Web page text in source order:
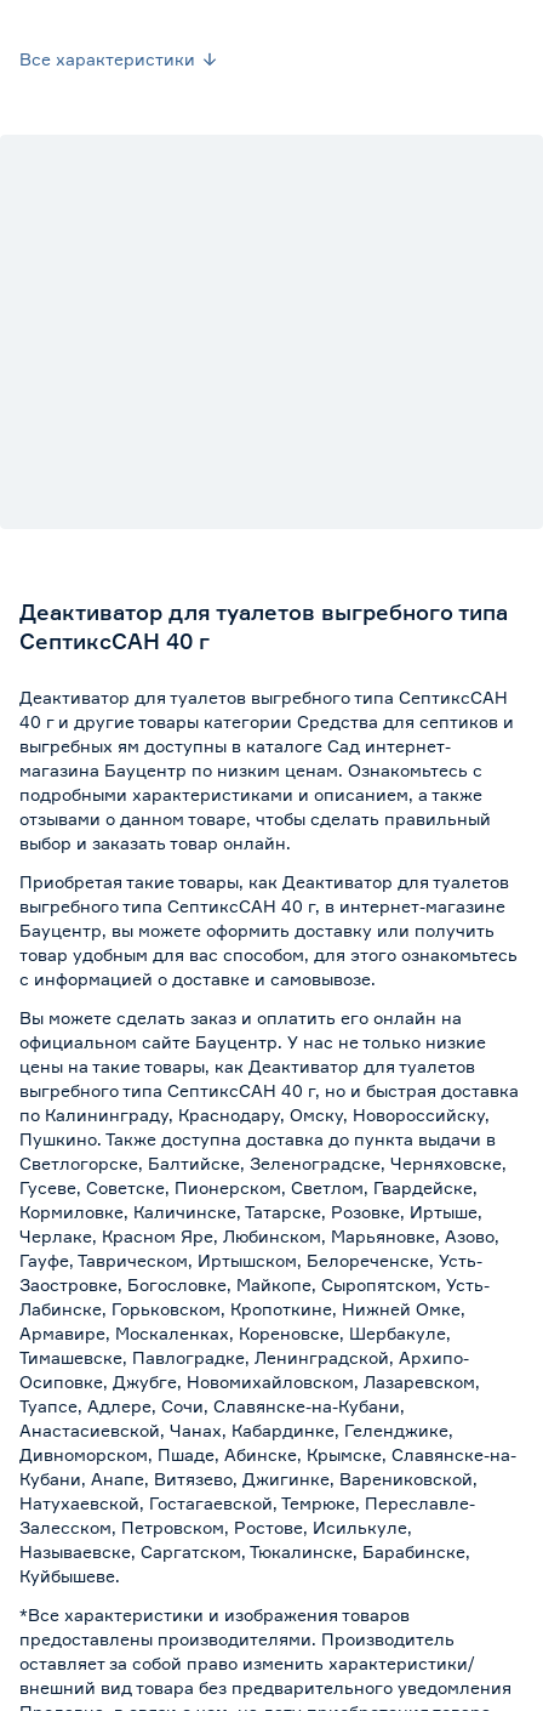
Все характеристики
Деактиватор для туалетов выгребного типа
СептиксСАН 40 г
Деактиватор для туалетов выгребного типа СептиксСАН
40 г и другие товары категории Средства для септиков и
выгребных ям доступны в каталоге Сад интернет-
магазина Бауцентр по низким ценам. Ознакомьтесь с
подробными характеристиками и описанием, а также
отзывами о данном товаре, чтобы сделать правильный
выбор и заказать товар онлайн.
Приобретая такие товары, как Деактиватор для туалетов
выгребного типа СептиксСАН 40 г, в интернет-магазине
Бауцентр, вы можете оформить доставку или получить
товар удобным для вас способом, для этого ознакомьтесь
с информацией о доставке и самовывозе.
Вы можете сделать заказ и оплатить его онлайн на
официальном сайте Бауцентр. У нас не только низкие
цены на такие товары, как Деактиватор для туалетов
выгребного типа СептиксСАН 40 г, но и быстрая доставка
по Калининграду, Краснодару, Омску, Новороссийску,
Пушкино. Также доступна доставка до пункта выдачи в
Светлогорске, Балтийске, Зеленоградске, Черняховске,
Гусеве, Советске, Пионерском, Светлом, Гвардейске,
Кормиловке, Каличинске, Татарске, Розовке, Иртыше,
Черлаке, Красном Яре, Любинском, Марьяновке, Азово,
Гауфе, Таврическом, Иртышском, Белореченске, Усть-
Заостровке, Богословке, Майкопе, Сыропятском, Усть-
Лабинске, Горьковском, Кропоткине, Нижней Омке,
Армавире, Москаленках, Кореновске, Шербакуле,
Тимашевске, Павлоградке, Ленинградской, Архипо-
Осиповке, Джубге, Новомихайловском, Лазаревском,
Туапсе, Адлере, Сочи, Славянске-на-Кубани,
Анастасиевской, Чанах, Кабардинке, Геленджике,
Дивноморском, Пшаде, Абинске, Крымске, Славянске-на-
Кубани, Анапе, Витязево, Джигинке, Варениковской,
Натухаевской, Гостагаевской, Темрюке, Переславле-
Залесском, Петровском, Ростове, Исилькуле,
Называевске, Саргатском, Тюкалинске, Барабинске,
Куйбышеве.
*Все характеристики и изображения товаров
предоставлены производителями. Производитель
оставляет за собой право изменить характеристики/
внешний вид товара без предварительного уведомления